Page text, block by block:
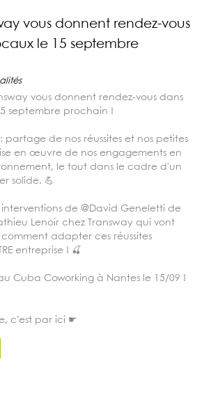
vous donnent rendez-vous
le 15 septembre
vous donnent rendez-vous dans
septembre prochain !
partage de nos réussites et nos petites
en œuvre de nos engagements en
le tout dans le cadre d'un
solide. 💪
interventions de @David Geneletti de
Lenoir chez Transway qui vont
adapter ces réussites
entreprise ! 🍒
Cuba Coworking à Nantes le 15/09 !
c’est par ici ☛